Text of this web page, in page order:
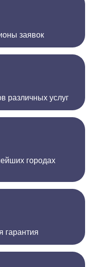
заявок
различных услуг
городах
гарантия